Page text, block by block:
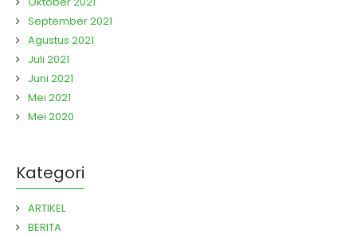
September 2021
Agustus 2021
Juli 2021
Juni 2021
Mei 2021
Mei 2020
Kategori
ARTIKEL
BERITA